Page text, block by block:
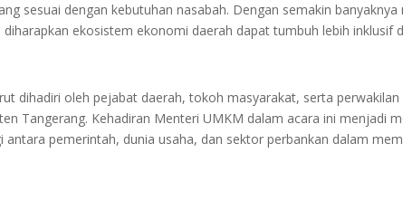
sesuai dengan kebutuhan nasabah. Dengan semakin
diharapkan ekosistem ekonomi daerah dapat tumbuh lebih inklusif
dihadiri oleh pejabat daerah, tokoh masyarakat, serta
Tangerang. Kehadiran Menteri UMKM dalam acara ini menjadi
antara pemerintah, dunia usaha, dan sektor perbankan dalam